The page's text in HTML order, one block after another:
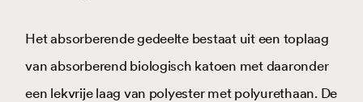
Het absorberende gedeelte bestaat uit een toplaag
van absorberend biologisch katoen met daaronder
een lekvrije laag van polyester met polyurethaan. De